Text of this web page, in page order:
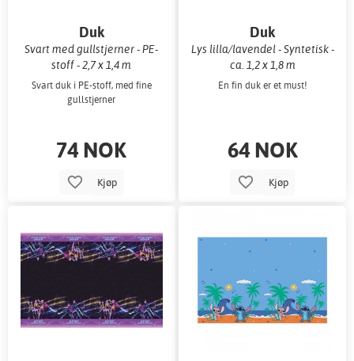
Duk
Svart med gullstjerner - PE-
stoff - 2,7 x 1,4 m
Svart duk i PE-stoff, med fine
gullstjerner
74 NOK
Kjøp
Duk
Lys lilla/lavendel - Syntetisk -
ca. 1,2 x 1,8 m
En fin duk er et must!
64 NOK
Kjøp